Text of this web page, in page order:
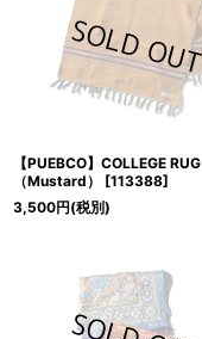
【PUEBCO】COLLEGE RUG
（Mustard） [113388]
3,500円(税別)